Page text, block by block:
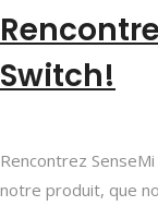
Switch!
Rencontrez
notre produit, que